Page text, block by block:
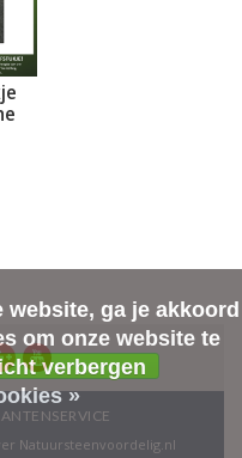
Natuursteenvoordelig.nl
website, ga je akkoord
om onze website te
verbergen
»